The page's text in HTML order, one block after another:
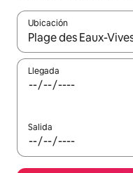
Ubicación
Cuando los resultados
Llegada
Salida